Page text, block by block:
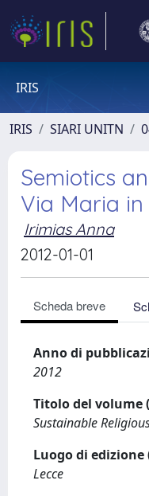
IRIS
IRIS SIARI UNITN
Semiotics
Via Maria in
Irimias Anna
2012-01-01
Scheda breve
Anno di
2012
Titolo del volume
Sustainable
Luogo di
Lecce